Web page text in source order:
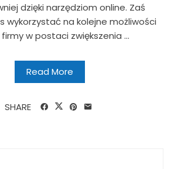
dzięki narzędziom online. Zaś
wykorzystać na kolejne możliwości
w postaci zwiększenia ...
Read More
SHARE